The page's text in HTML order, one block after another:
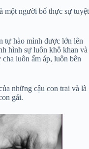
một người bố thực sự tuyệt
tự hào mình được lớn lên
hình sự luôn khô khan và
luôn ấm áp, luôn bên
những cậu con trai và là
gái.